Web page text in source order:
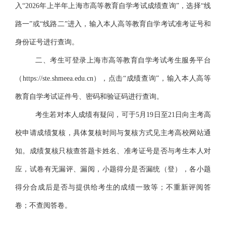
入“2026年上半年上海市高等教育自学考试成绩查询”，选择“线
路一”或“线路二”进入，输入本人高等教育自学考试准考证号和
身份证号进行查询。
二、考生可登录上海市高等教育自学考试考生服务平台
（ https://ste.shmeea.edu.cn），点击“成绩查询”，输入本人高等
教育自学考试证件号、密码和验证码进行查询。
考生若对本人成绩有疑问，可于5月19日至21日向主考高
校申请成绩复核，具体复核时间与复核方式见主考高校网站通
知。成绩复核只核查答题卡姓名、准考证号是否与考生本人对
应，试卷有无漏评、漏阅，小题得分是否漏统（登），各小题
得分合成后是否与提供给考生的成绩一致等；不重新评阅答
卷；不查阅答卷。